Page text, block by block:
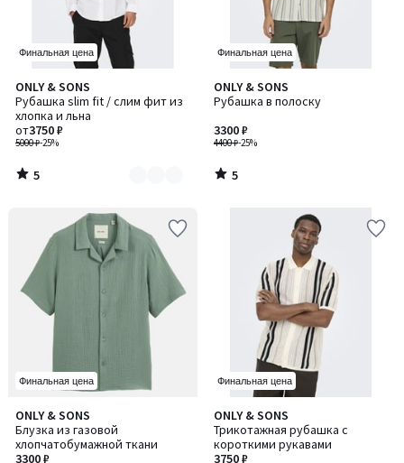
Финальная цена
ONLY & SONS
Рубашка slim fit / слим фит из
хлопка и льна
5000 ₽-25%
от3750 ₽
5
/
5
Количество
цветов:
2
5
/
Финальная цена
ONLY & SONS
Рубашка в полоску
4400 ₽-25%
3300 ₽
5
/
5
/
Финальная цена
ONLY & SONS
Блузка из газовой
хлопчатобумажной ткани
3300 ₽
Финальная цена
ONLY & SONS
Трикотажная рубашка с
короткими рукавами
3750 ₽